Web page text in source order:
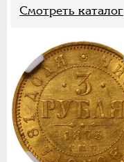
Смотреть каталог